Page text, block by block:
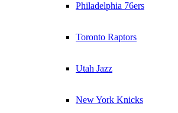
Philadelphia 76ers
Toronto Raptors
Utah Jazz
New York Knicks